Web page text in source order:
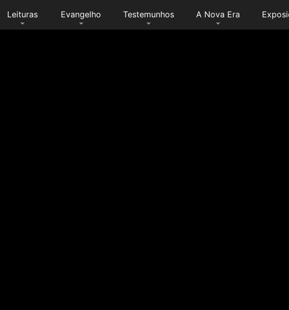
Leituras Evangelho Testemunhos A Nova Era